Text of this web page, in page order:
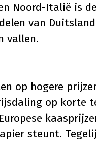
Noord-Italië is
van
vallen.
op hogere
op korte
steunt.